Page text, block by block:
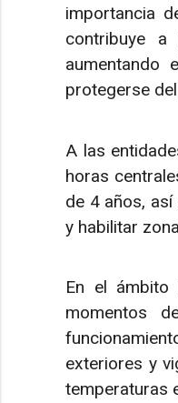
importancia
contribuye
protegerse
A las
horas
de 4 años,
y habilitar
En el ámbito
momentos
exteriores y
temperaturas